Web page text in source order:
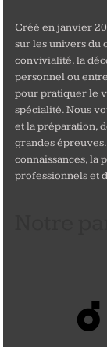
Créé en janvier
sur les univers du
convivialité, la
personnel ou
pour pratiquer le
spécialité. Nous
et la préparation,
grandes
connaissances, la
professionnels et